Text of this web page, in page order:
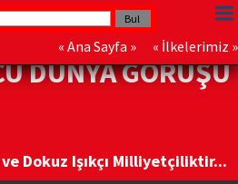
« Ana Sayfa » « İlkelerimiz »
DÜNYA GÖRÜŞÜ
Dokuz Işıkçı Milliyetçiliktir...